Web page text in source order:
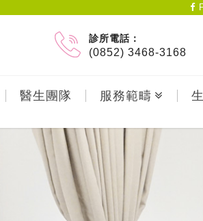
診所電話：
(0852) 3468-3168
醫生團隊 服務範疇